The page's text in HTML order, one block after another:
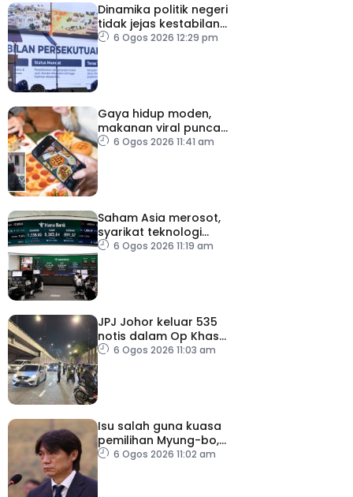
Dinamika politik negeri
tidak jejas kestabilan
Kerajaan Perpaduan
6 Ogos 2026 12:29 pm
Gaya hidup moden,
makanan viral punca
kolesterol tinggi, penyakit
6 Ogos 2026 11:41 am
Saham Asia merosot,
syarikat teknologi
kembali tertekan
6 Ogos 2026 11:19 am
JPJ Johor keluar 535
notis dalam Op Khas
Teknikal, Lampu HID
6 Ogos 2026 11:03 am
Isu salah guna kuasa
pemilihan Myung-bo,
polis gempur pejabat KFA
6 Ogos 2026 11:02 am